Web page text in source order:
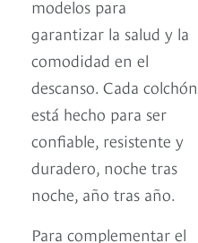
modelos para
garantizar la salud y la
comodidad en el
descanso. Cada colchón
está hecho para ser
confiable, resistente y
duradero, noche tras
noche, año tras año.
Para complementar el